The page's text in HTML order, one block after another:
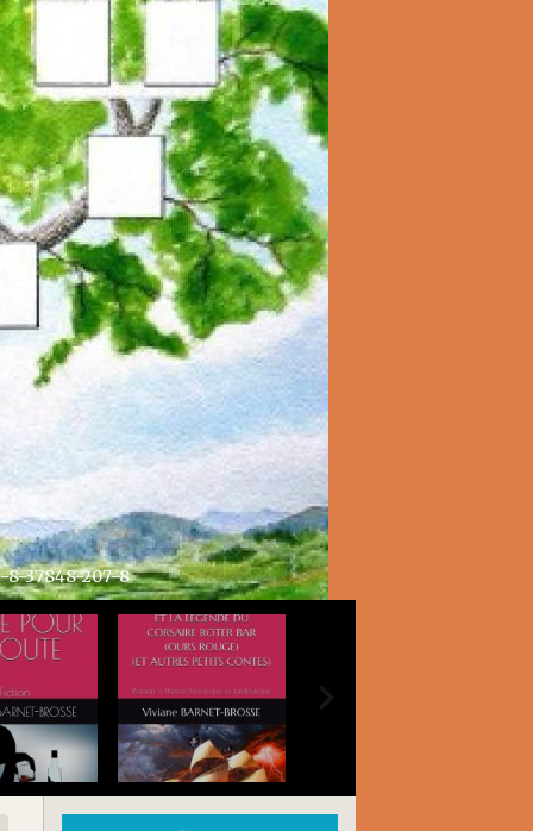
GÉNÉALOGIE SANS GÊNE AU
SANS GÊNE AU LOGIS TOME 3 Articles divers